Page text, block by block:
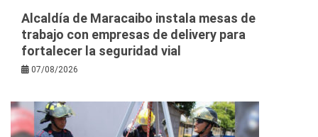
Alcaldía de Maracaibo instala mesas de
trabajo con empresas de delivery para
fortalecer la seguridad vial
07/08/2026